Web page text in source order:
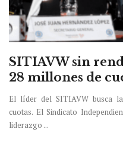
SITIAVW sin
28 millones de
El líder del SITIAVW busca
cuotas. El Sindicato
liderazgo ...